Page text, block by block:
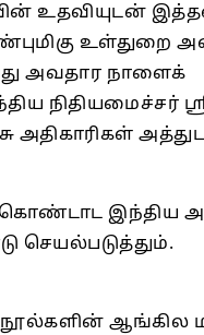
உதவியுடன்
உள்துறை
அவதார நாளைக்
நிதியமைச்சர்
அதிகாரிகள்
இந்திய
ஆங்கில